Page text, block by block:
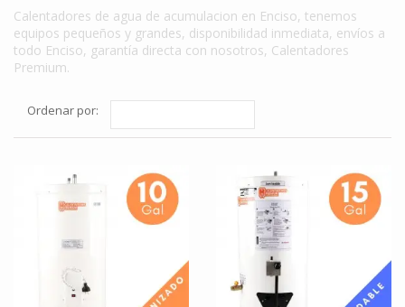
Calentadores de agua de acumulacion en Enciso, tenemos
equipos pequeños y grandes, disponibilidad inmediata, envíos a
todo Enciso, garantía directa con nosotros, Calentadores
Premium.
Ordenar por: